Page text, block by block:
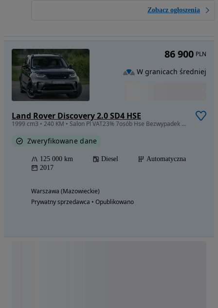
Zobacz ogłoszenia
Land Rover Discovery 2.0 SD4 HSE
1999 cm3 • 240 KM • Salon Pl VAT23% 7osób Hse Bezwypadek Super konfiguracja
Zweryfikowane dane
125 000 km Diesel
Automatyczna
2017
Warszawa (Mazowieckie)
Prywatny sprzedawca • Opublikowano
86 900 PLN
W granicach średniej